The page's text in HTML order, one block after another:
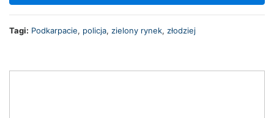
Tagi: Podkarpacie, policja, zielony rynek, złodziej